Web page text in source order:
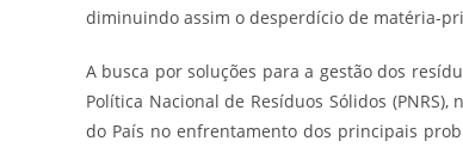
diminuindo assim o desperdício de matéria-
A busca por soluções para a gestão dos
Política Nacional de Resíduos Sólidos
do País no enfrentamento dos principais